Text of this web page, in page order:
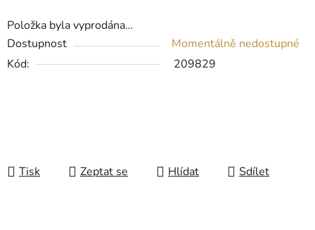
Položka byla vyprodána…
Dostupnost
Momentálně nedostupné
Kód:
209829
Tisk Zeptat se Hlídat Sdílet